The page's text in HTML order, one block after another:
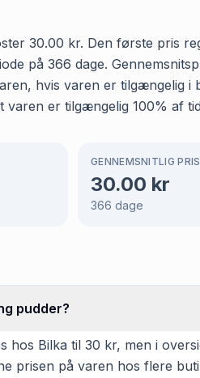
30.00 kr. Den første pris
på 366 dage.
hvis varen er tilgængelig i
varen er tilgængelig 100% af
GENNEMSNITLIG PRIS
30.00 kr
366 dage
pudder?
hos Bilka til 30 kr, men i
prisen på varen hos flere